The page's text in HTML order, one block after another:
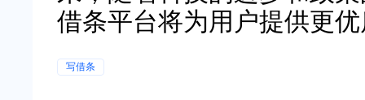
借条平台将为用户提供更
写借条